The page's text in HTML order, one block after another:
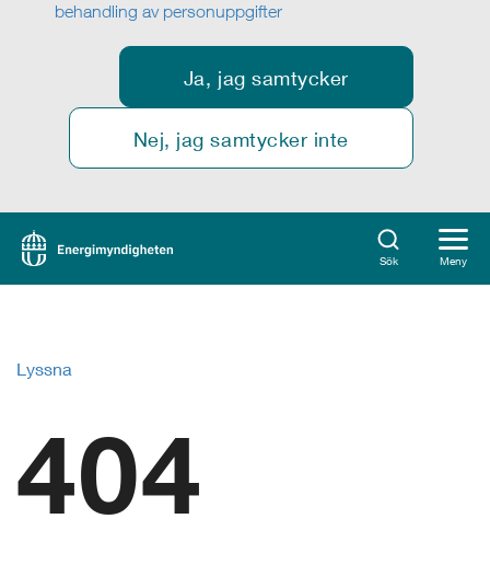
behandling av personuppgifter
Ja, jag samtycker
Nej, jag samtycker inte
Sök Meny
Lyssna
404